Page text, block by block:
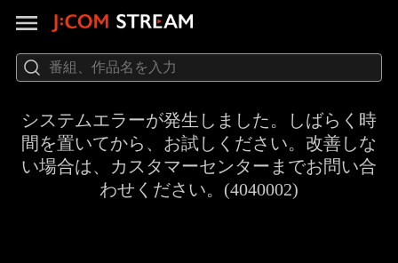
システムエラーが発生しました。しばらく時
間を置いてから、お試しください。改善しな
い場合は、カスタマーセンターまでお問い合
わせください。(4040002)